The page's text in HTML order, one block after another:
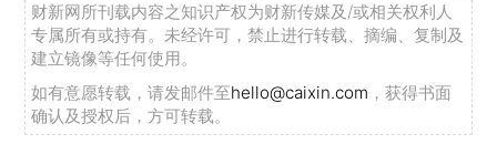
财新网所刊载内容之知识产权为财新传媒及/或相关权利人
专属所有或持有。未经许可，禁止进行转载、摘编、复制及
建立镜像等任何使用。
如有意愿转载，请发邮件至hello@caixin.com ，获得书面
确认及授权后，方可转载。